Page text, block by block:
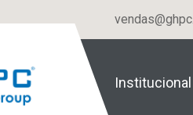
Institucional